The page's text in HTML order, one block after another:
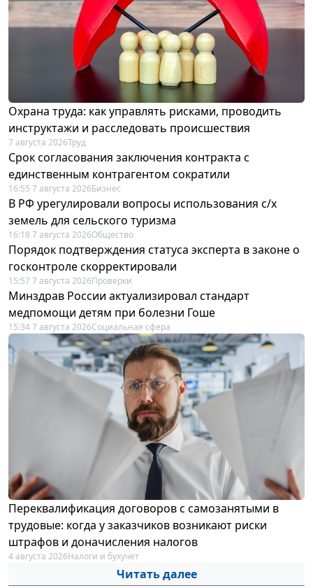
Охрана труда: как управлять рисками, проводить
инструктажи и расследовать происшествия
7 августа 2026Труд
Срок согласования заключения контракта с
единственным контрагентом сократили
16:55 7 августа 2026Бизнес
В РФ урегулировали вопросы использования с/х
земель для сельского туризма
16:18 7 августа 2026Общество
Порядок подтверждения статуса эксперта в законе о
госконтроле скорректировали
15:57 7 августа 2026Проверки
Минздрав России актуализировал стандарт
медпомощи детям при болезни Гоше
15:34 7 августа 2026Социальная сфера
Переквалификация договоров с самозанятыми в
трудовые: когда у заказчиков возникают риски
штрафов и доначисления налогов
4 августа 2026Налоги и бухучет
Читать далее